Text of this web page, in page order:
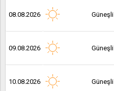
08.08.2026 Güneşli
09.08.2026 Güneşli
10.08.2026 Güneşli